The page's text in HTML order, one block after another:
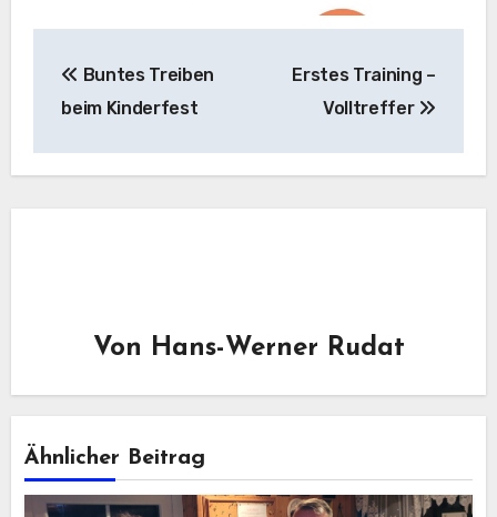
Buntes Treiben
beim Kinderfest
Erstes Training –
Volltreffer
Von Hans-Werner Rudat
Ähnlicher Beitrag